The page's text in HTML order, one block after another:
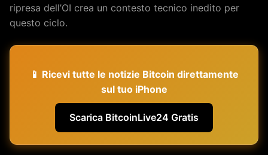
ripresa dell’OI crea un contesto tecnico inedito per
questo ciclo.
📱 Ricevi tutte le notizie Bitcoin direttamente
sul tuo iPhone
Scarica BitcoinLive24 Gratis